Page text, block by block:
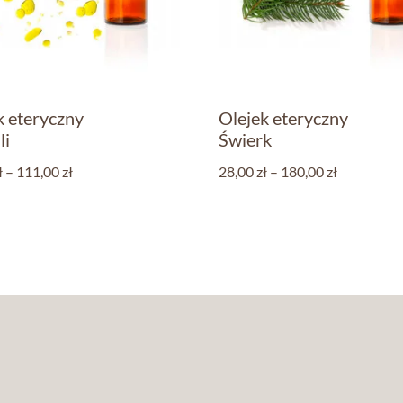
eteryczny
– 111,00zł
Olejek eteryczny
Świerk
28,00zł – 180,00zł